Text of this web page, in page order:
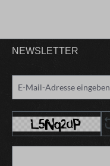
NEWSLETTER